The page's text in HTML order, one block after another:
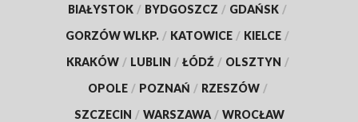
BIAŁYSTOK / BYDGOSZCZ / GDAŃSK /
GORZÓW WLKP. / KATOWICE / KIELCE /
KRAKÓW / LUBLIN / ŁÓDŹ / OLSZTYN /
OPOLE / POZNAŃ / RZESZÓW /
SZCZECIN / WARSZAWA / WROCŁAW